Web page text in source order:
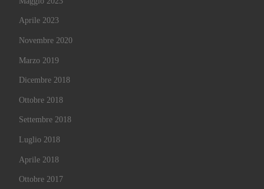
Aprile 2023
Novembre 2020
Marzo 2019
Dicembre 2018
Ottobre 2018
Settembre 2018
Luglio 2018
Aprile 2018
Ottobre 2017